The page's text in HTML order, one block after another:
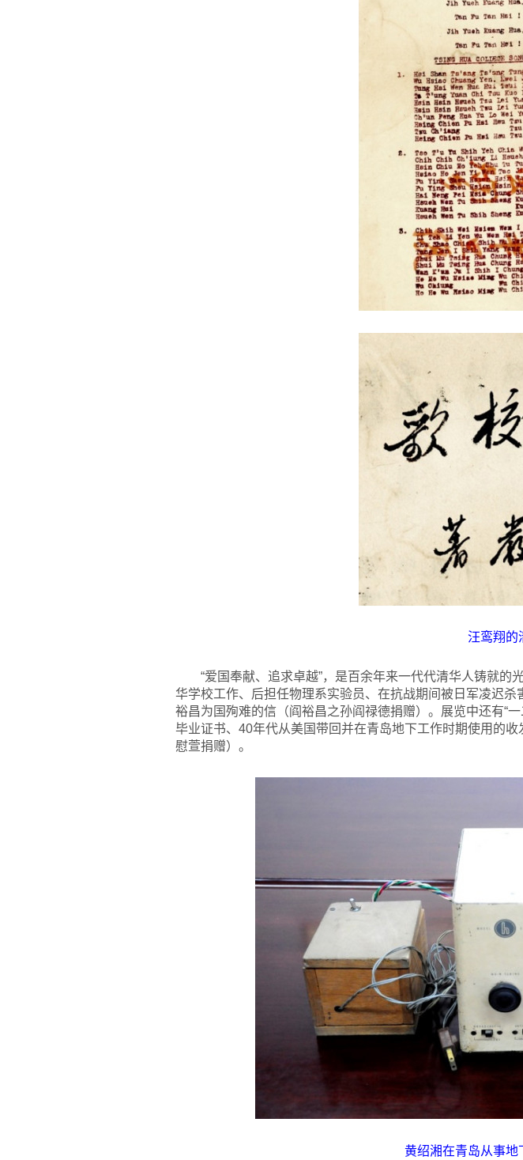
汪鸾翔的
“爱国奉献、追求卓越”，是百余年来一代代清华人铸就
华学校工作、后担任物理系实验员、在抗战期间被日军凌迟
裕昌为国殉难的信（阎裕昌之孙阎禄德捐赠）。展览中还有“
毕业证书、40年代从美国带回并在青岛地下工作时期使用的
慰萱捐赠）。
黄绍湘在青岛从事地